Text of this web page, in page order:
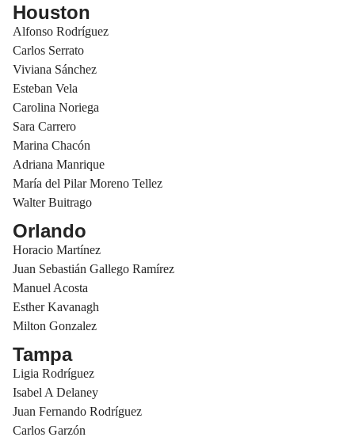
Houston
Alfonso Rodríguez
Carlos Serrato
Viviana Sánchez
Esteban Vela
Carolina Noriega
Sara Carrero
Marina Chacón
Adriana Manrique
María del Pilar Moreno Tellez
Walter Buitrago
Orlando
Horacio Martínez
Juan Sebastián Gallego Ramírez
Manuel Acosta
Esther Kavanagh
Milton Gonzalez
Tampa
Ligia Rodríguez
Isabel A Delaney
Juan Fernando Rodríguez
Carlos Garzón